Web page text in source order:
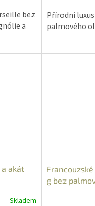
bez
a
Přírodní
palmového
akát
Skladem
g bez